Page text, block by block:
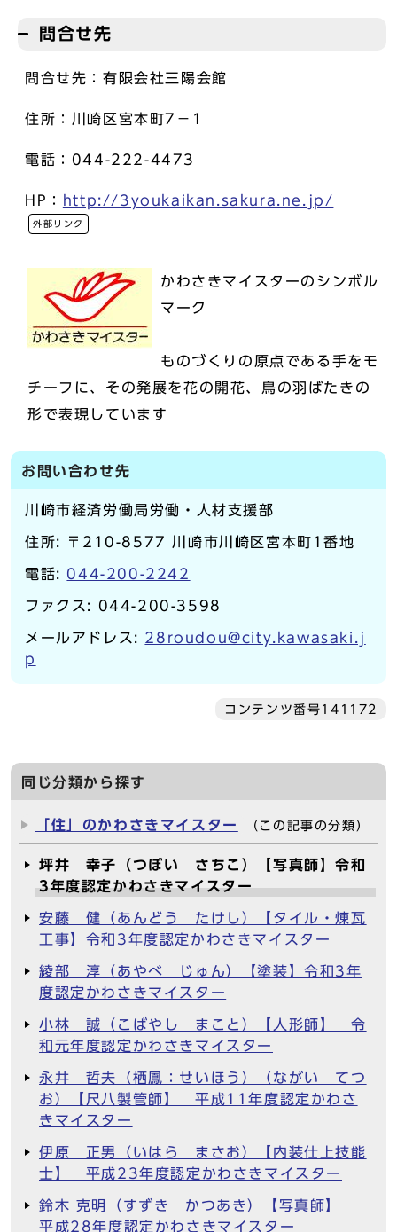
問合せ先
問合せ先：有限会社三陽会館
住所：川崎区宮本町7－1
電話：044-222-4473
HP： http://3youkaikan.sakura.ne.jp/
外部リンク
かわさきマイスターのシンボル
マーク
ものづくりの原点である手をモ
チーフに、その発展を花の開花、鳥の羽ばたきの
形で表現しています
お問い合わせ先
川崎市経済労働局労働・人材支援部
住所: 〒210-8577 川崎市川崎区宮本町1番地
電話: 044-200-2242
ファクス: 044-200-3598
メールアドレス: 28roudou@city.kawasaki.j
p
コンテンツ番号141172
同じ分類から探す
「住」のかわさきマイスター （この記事の分類）
坪井 幸子（つぼい さちこ）【写真師】令和
3年度認定かわさきマイスター
安藤 健（あんどう たけし）【タイル・煉瓦
工事】令和3年度認定かわさきマイスター
綾部 淳（あやべ じゅん）【塗装】令和3年
度認定かわさきマイスター
小林 誠（こばやし まこと）【人形師】 令
和元年度認定かわさきマイスター
永井 哲夫（栖鳳：せいほう）（ながい てつ
お）【尺八製管師】 平成11年度認定かわさ
きマイスター
伊原 正男（いはら まさお）【内装仕上技能
士】 平成23年度認定かわさきマイスター
鈴木 克明（すずき かつあき）【写真師】
平成28年度認定かわさきマイスター